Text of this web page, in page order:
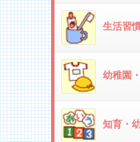
生活習
幼稚園
知育・